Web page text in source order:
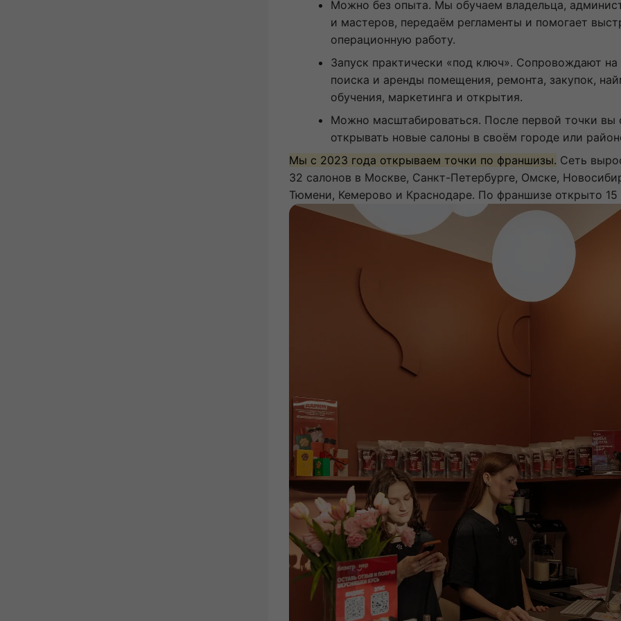
Можно без опыта. Мы обучаем владельца,
и мастеров, передаём регламенты и помогает
операционную работу.
Запуск практически «под ключ». Сопровождают на
поиска и аренды помещения, ремонта, закупок,
обучения, маркетинга и открытия.
Можно масштабироваться. После первой точки вы
открывать новые салоны в своём городе или
Мы с 2023 года открываем точки по франшизы. Сеть
32 салонов в Москве, Санкт-Петербурге, Омске,
Тюмени, Кемерово и Краснодаре. По франшизе открыто 15